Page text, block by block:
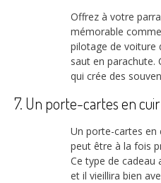
Offrez à votre
mémorable
pilotage de voiture
saut en parachute.
qui crée des
7. Un porte-cartes en cuir
Un porte-cartes en
peut être à la fois
Ce type de cadeau
et il vieillira bien